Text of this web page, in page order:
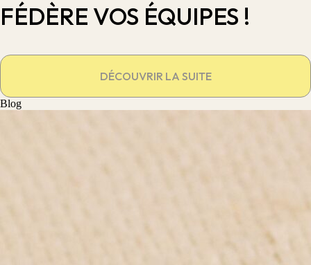
FÉDÈRE VOS ÉQUIPES !
DÉCOUVRIR LA SUITE
Blog